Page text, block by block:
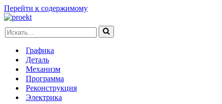
Перейти к содержимому
Искать...
Графика
Деталь
Механизм
Программа
Реконструкция
Электрика